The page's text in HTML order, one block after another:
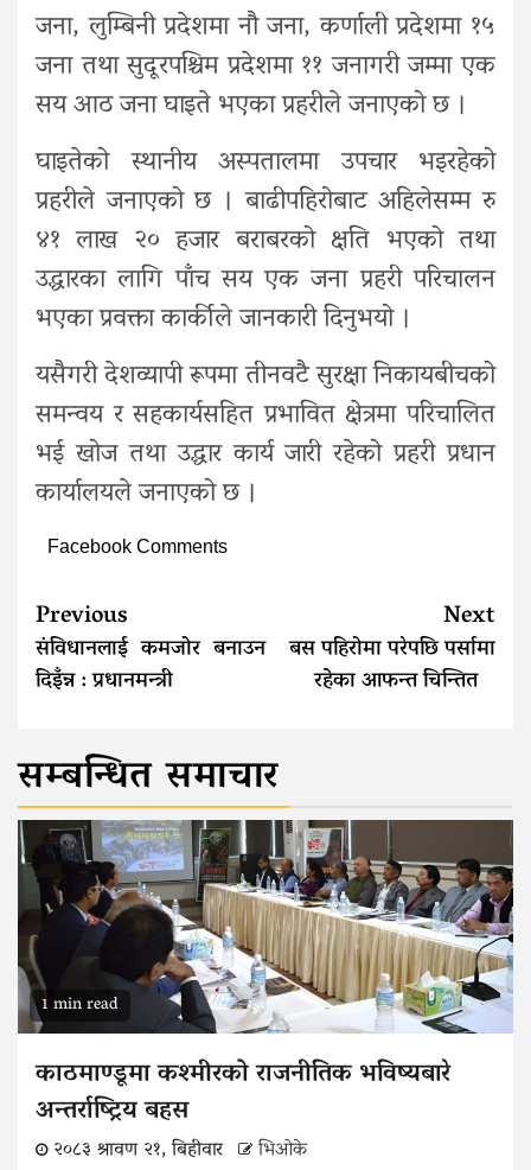
जना, लुम्बिनी प्रदेशमा नौ जना, कर्णाली प्रदेशमा १५
जना तथा सुदूरपश्चिम प्रदेशमा ११ जनागरी जम्मा एक
सय आठ जना घाइते भएका प्रहरीले जनाएको छ ।
घाइतेको स्थानीय अस्पतालमा उपचार भइरहेको
प्रहरीले जनाएको छ । बाढीपहिरोबाट अहिलेसम्म रु
४१ लाख २० हजार बराबरको क्षति भएको तथा
उद्धारका लागि पाँच सय एक जना प्रहरी परिचालन
भएका प्रवक्ता कार्कीले जानकारी दिनुभयो ।
यसैगरी देशव्यापी रूपमा तीनवटै सुरक्षा निकायबीचको
समन्वय र सहकार्यसहित प्रभावित क्षेत्रमा परिचालित
भई खोज तथा उद्धार कार्य जारी रहेको प्रहरी प्रधान
कार्यालयले जनाएको छ ।
Facebook Comments
Continue
Reading
Previous
संविधानलाई कमजोर बनाउन
दिइँन्न : प्रधानमन्त्री
Next
बस पहिरोमा परेपछि पर्सामा
रहेका आफन्त चिन्तित
सम्बन्धित समाचार
1 min read
काठमाण्डूमा कश्मीरको राजनीतिक भविष्यबारे
अन्तर्राष्ट्रिय बहस
२०८३ श्रावण २१, बिहीवार भिओके